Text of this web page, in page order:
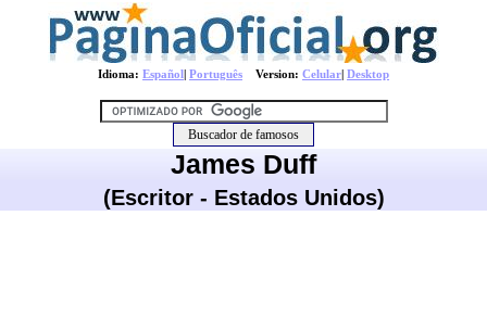
Idioma: Español| Português Version: Celular| Desktop
James Duff
(Escritor - Estados Unidos)